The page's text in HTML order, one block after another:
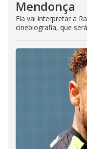
Mendonça
Ela vai interpretar a
cinebiografia, que